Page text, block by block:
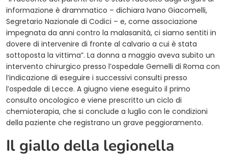
informazione è drammatico – dichiara Ivano Giacomelli,
Segretario Nazionale di Codici – e, come associazione
impegnata da anni contro la malasanità, ci siamo sentiti in
dovere di intervenire di fronte al calvario a cui è stata
sottoposta la vittima”. La donna a maggio aveva subito un
intervento chirurgico presso l’ospedale Gemelli di Roma con
l’indicazione di eseguire i successivi consulti presso
l’ospedale di Lecce. A giugno viene eseguito il primo
consulto oncologico e viene prescritto un ciclo di
chemioterapia, che si conclude a luglio con le condizioni
della paziente che registrano un grave peggioramento.
Il giallo della legionella